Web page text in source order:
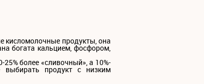
кисломолочные продукты, она
богата кальцием, фосфором,
более «сливочный», а 10%-
выбирать продукт с низким